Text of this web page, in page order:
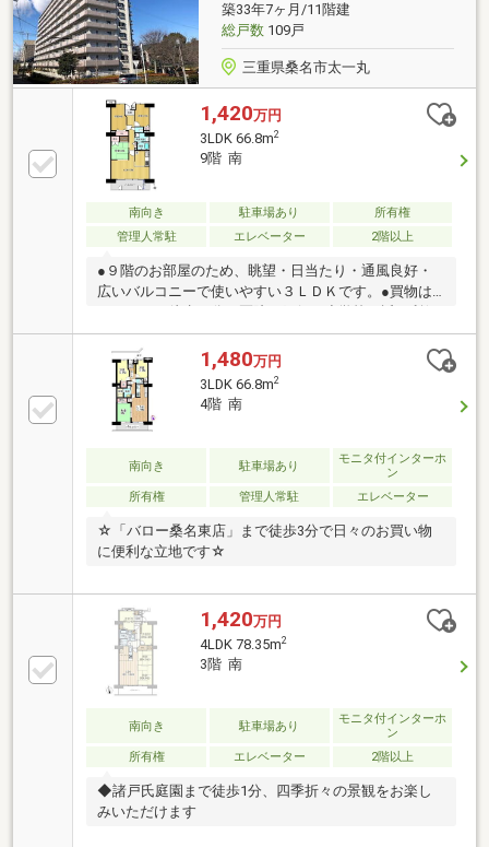
築33年7ヶ月/11階建
総戸数109戸
三重県桑名市太一丸
1,420万円
3LDK 66.8m2
9階 南
南向き 駐車場あり
所有権
管理人常駐
エレベーター 2階以上
●９階のお部屋のため、眺望・日当たり・通風良好・
広いバルコニーで使いやすい３ＬＤＫです。●買物は
性の高い立地です。
1,480万円
3LDK 66.8m2
4階 南
南向き 駐車場あり
モニタ付インターホ
ン
所有権
管理人常駐 エレベーター
☆「バロー桑名東店」まで徒歩3分で日々のお買い物
に便利な立地です☆
1,420万円
4LDK 78.35m2
3階 南
南向き 駐車場あり
モニタ付インターホ
ン
所有権
エレベーター 2階以上
◆諸戸氏庭園まで徒歩1分、四季折々の景観をお楽し
みいただけます